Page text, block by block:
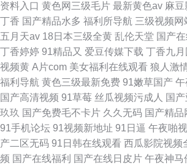
资料入口 黄色网三级毛片 最新黄色av 麻
丁香 国产精品水多 福利所导航 三级视频网
五月天av 18日本三级全黄 乱伦天堂 国产
丁香婷婷 91精品又 爱豆传媒下载 丁香九
视频黄 A片com 美女福利在线观看 狼人激
福利导航 黄色三级最新免费 91嫩草国产 午
国产高清视频 91草莓 丝瓜视频污成人 国
玖玖 国产免费毛不卡片 久久无码 国产精品
91手机论坛 91视频新地址 91日逼 午夜啪
产二区无码 91日韩在线观看 西瓜影院视频
频 国产在线福利 国产在线日皮片 午夜神马